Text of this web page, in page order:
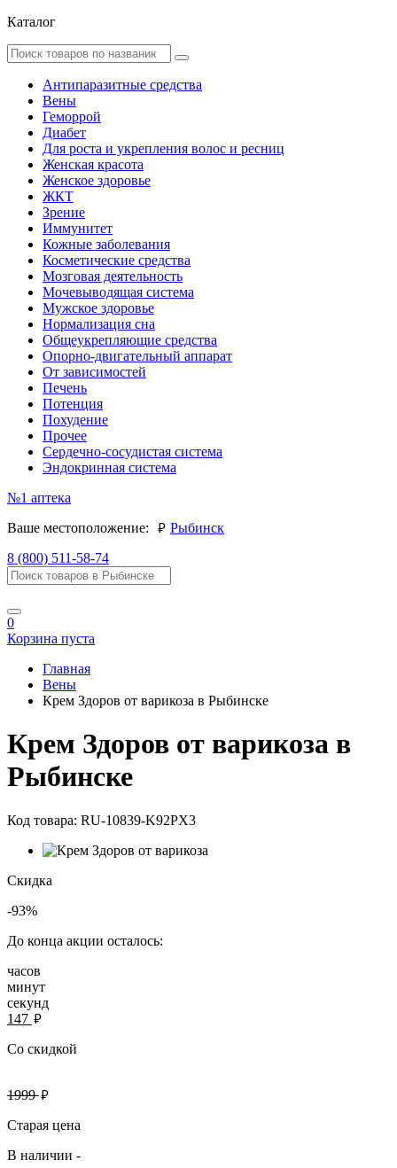
Каталог
Антипаразитные средства
Вены
Геморрой
Диабет
Для роста и укрепления волос и ресниц
Женская красота
Женское здоровье
ЖКТ
Зрение
Иммунитет
Кожные заболевания
Косметические средства
Мозговая деятельность
Мочевыводящая система
Мужское здоровье
Нормализация сна
Общеукрепляющие средства
Опорно-двигательный аппарат
От зависимостей
Печень
Потенция
Похудение
Прочее
Сердечно-сосудистая система
Эндокринная система
№1 аптека
Ваше местоположение:
руб. Рыбинск
8 (800) 511-58-74
0
Корзина пуста
Главная
Вены
Крем Здоров от варикоза в Рыбинске
Крем Здоров от варикоза в
Рыбинске
Код товара: RU-10839-K92PX3
Скидка
-93%
До конца акции осталось:
часов
минут
секунд
147 руб.
Со скидкой
1999руб.
Старая цена
В наличии -